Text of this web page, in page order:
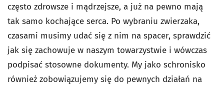
często zdrowsze i mądrzejsze, a już na pewno mają
tak samo kochające serca. Po wybraniu zwierzaka,
czasami musimy udać się z nim na spacer, sprawdzić
jak się zachowuje w naszym towarzystwie i wówczas
podpisać stosowne dokumenty. My jako schronisko
również zobowiązujemy się do pewnych działań na